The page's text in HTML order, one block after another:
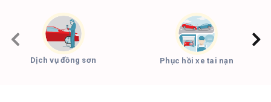
Dịch vụ đồng sơn Phục hồi xe tai nạn